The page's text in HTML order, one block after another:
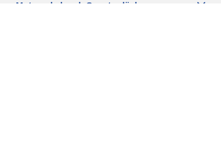
Motorcykel- och Scooterdäck